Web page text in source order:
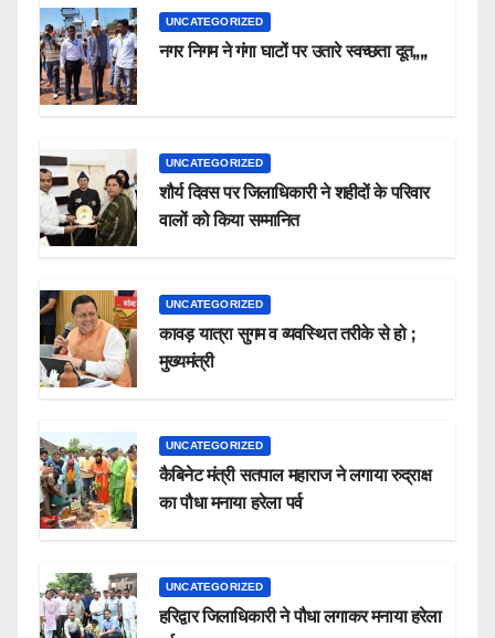
UNCATEGORIZED
नगर निगम ने गंगा घाटों पर उतारे स्वच्छता दूत,,,,
UNCATEGORIZED
शौर्य दिवस पर जिलाधिकारी ने शहीदों के परिवार
वालों को किया सम्मानित
UNCATEGORIZED
कावड़ यात्रा सुगम व व्यवस्थित तरीके से हो ;
मुख्यमंत्री
UNCATEGORIZED
कैबिनेट मंत्री सतपाल महाराज ने लगाया रुद्राक्ष
का पौधा मनाया हरेला पर्व
UNCATEGORIZED
हरिद्वार जिलाधिकारी ने पौधा लगाकर मनाया हरेला